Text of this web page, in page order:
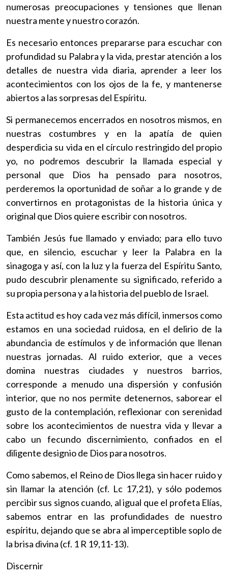
numerosas preocupaciones y tensiones que llenan
nuestra mente y nuestro corazón.
Es necesario entonces prepararse para escuchar con
profundidad su Palabra y la vida, prestar atención a los
detalles de nuestra vida diaria, aprender a leer los
acontecimientos con los ojos de la fe, y mantenerse
abiertos a las sorpresas del Espíritu.
Si permanecemos encerrados en nosotros mismos, en
nuestras costumbres y en la apatía de quien
desperdicia su vida en el círculo restringido del propio
yo, no podremos descubrir la llamada especial y
personal que Dios ha pensado para nosotros,
perderemos la oportunidad de soñar a lo grande y de
convertirnos en protagonistas de la historia única y
original que Dios quiere escribir con nosotros.
También Jesús fue llamado y enviado; para ello tuvo
que, en silencio, escuchar y leer la Palabra en la
sinagoga y así, con la luz y la fuerza del Espíritu Santo,
pudo descubrir plenamente su significado, referido a
su propia persona y a la historia del pueblo de Israel.
Esta actitud es hoy cada vez más difícil, inmersos como
estamos en una sociedad ruidosa, en el delirio de la
abundancia de estímulos y de información que llenan
nuestras jornadas. Al ruido exterior, que a veces
domina nuestras ciudades y nuestros barrios,
corresponde a menudo una dispersión y confusión
interior, que no nos permite detenernos, saborear el
gusto de la contemplación, reflexionar con serenidad
sobre los acontecimientos de nuestra vida y llevar a
cabo un fecundo discernimiento, confiados en el
diligente designio de Dios para nosotros.
Como sabemos, el Reino de Dios llega sin hacer ruido y
sin llamar la atención (cf. Lc 17,21), y sólo podemos
percibir sus signos cuando, al igual que el profeta Elías,
sabemos entrar en las profundidades de nuestro
espíritu, dejando que se abra al imperceptible soplo de
la brisa divina (cf. 1 R 19,11-13).
Discernir